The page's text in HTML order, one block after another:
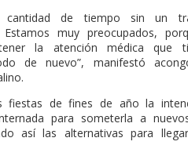
cantidad de tiempo sin un
Estamos muy preocupados,
la atención médica que
de nuevo”, manifestó
fiestas de fines de año la
para someterla a
así las alternativas para